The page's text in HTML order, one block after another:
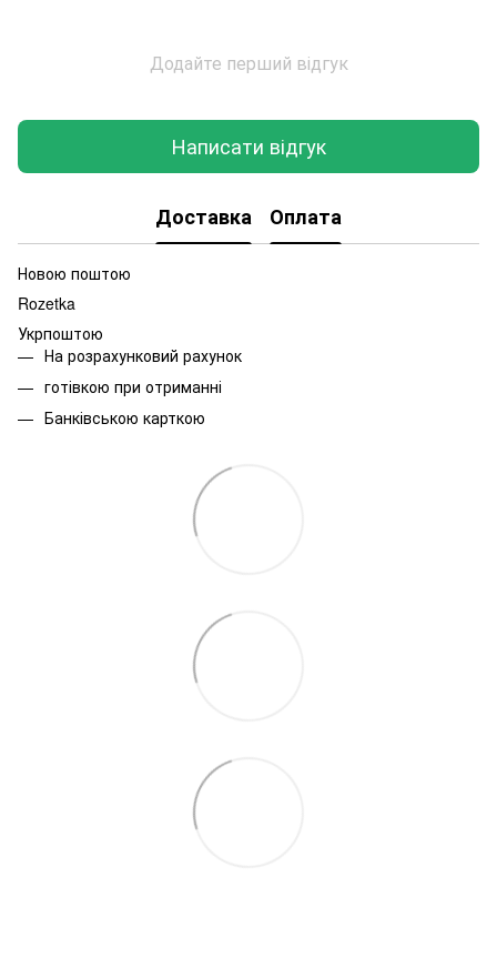
Додайте перший відгук
Написати відгук
Доставка Оплата
Новою поштою
Rozetka
Укрпоштою
На розрахунковий рахунок
готівкою при отриманні
Банківською карткою